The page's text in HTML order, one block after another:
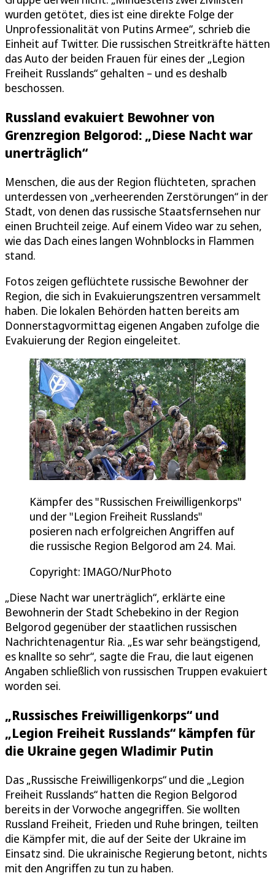
wurden getötet, dies ist eine direkte Folge der
Unprofessionalität von Putins Armee“, schrieb die
Einheit auf Twitter. Die russischen Streitkräfte hätten
das Auto der beiden Frauen für eines der „Legion
Freiheit Russlands“ gehalten – und es deshalb
beschossen.
Russland evakuiert Bewohner von
Grenzregion Belgorod: „Diese Nacht war
unerträglich“
Menschen, die aus der Region flüchteten, sprachen
unterdessen von „verheerenden Zerstörungen“ in der
Stadt, von denen das russische Staatsfernsehen nur
einen Bruchteil zeige. Auf einem Video war zu sehen,
wie das Dach eines langen Wohnblocks in Flammen
stand.
Fotos zeigen geflüchtete russische Bewohner der
Region, die sich in Evakuierungszentren versammelt
haben. Die lokalen Behörden hatten bereits am
Donnerstagvormittag eigenen Angaben zufolge die
Evakuierung der Region eingeleitet.
Kämpfer des "Russischen Freiwilligenkorps"
und der "Legion Freiheit Russlands"
posieren nach erfolgreichen Angriffen auf
die russische Region Belgorod am 24. Mai.
Copyright: IMAGO/NurPhoto
„Diese Nacht war unerträglich“, erklärte eine
Bewohnerin der Stadt Schebekino in der Region
Belgorod gegenüber der staatlichen russischen
Nachrichtenagentur Ria. „Es war sehr beängstigend,
es knallte so sehr“, sagte die Frau, die laut eigenen
Angaben schließlich von russischen Truppen evakuiert
worden sei.
„Russisches Freiwilligenkorps“ und
„Legion Freiheit Russlands“ kämpfen für
die Ukraine gegen Wladimir Putin
Das „Russische Freiwilligenkorps“ und die „Legion
Freiheit Russlands“ hatten die Region Belgorod
bereits in der Vorwoche angegriffen. Sie wollten
Russland Freiheit, Frieden und Ruhe bringen, teilten
die Kämpfer mit, die auf der Seite der Ukraine im
Einsatz sind. Die ukrainische Regierung betont, nichts
mit den Angriffen zu tun zu haben.